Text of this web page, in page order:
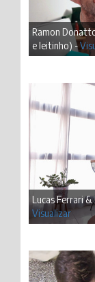
Ramon
e leitinho) -
Lucas Ferrari
Visualizar